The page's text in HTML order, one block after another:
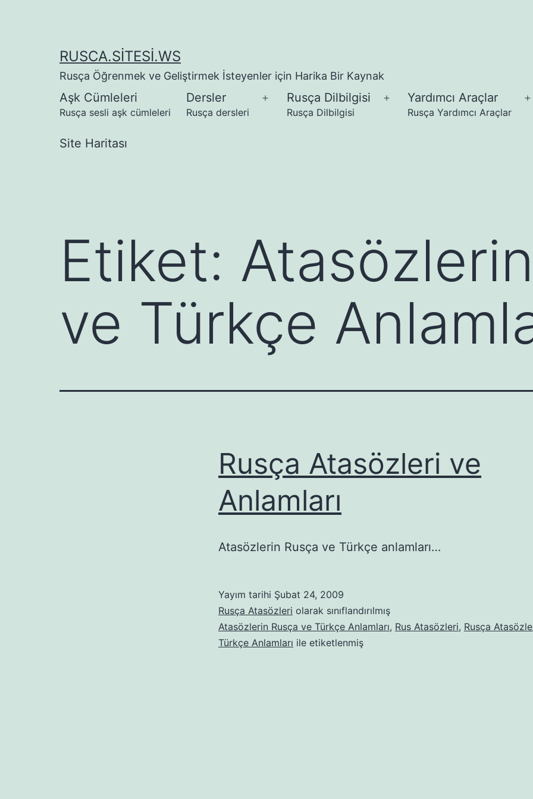
RUSCA.SITESI.WS
Rusça Öğrenmek ve Geliştirmek İsteyenler için Harika Bir Kaynak
Aşk Cümleleri
Rusça sesli aşk cümleleri
Dersler
Rusça dersleri
Menüyü
Rusça Dilbilgisi
Rusça Dilbilgisi
Menüyü
Yardımcı Araçlar
Rusça Yardımcı Araçlar
Site Haritası
Etiket:
ve Türkçe
Rusça Atasözleri ve
Anlamları
Atasözlerin Rusça ve Türkçe anlamları…
Yayım tarihi Şubat 24, 2009
Rusça Atasözleri olarak sınıflandırılmış
Atasözlerin Rusça ve Türkçe Anlamları, Rus Atasözleri, Rusça
Türkçe Anlamları ile etiketlenmiş